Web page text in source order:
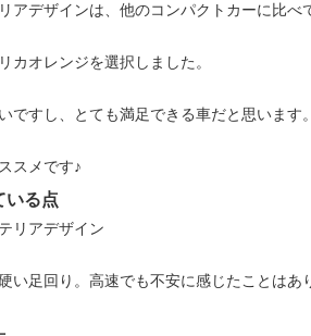
アデザインは、他のコンパクトカーに比べ
カオレンジを選択しました。
ですし、とても満足できる車だと思います。
スメです♪
いる点
リアデザイン
い足回り。高速でも不安に感じたことはあ